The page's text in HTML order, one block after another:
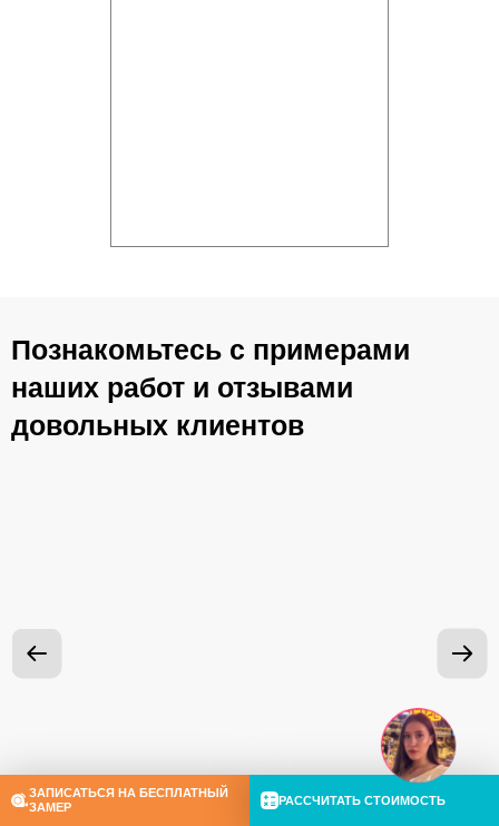
Познакомьтесь с примерами
наших работ и отзывами
довольных клиентов
ЗАПИСАТЬСЯ НА БЕСПЛАТНЫЙ
ЗАМЕР
РАССЧИТАТЬ СТОИМОСТЬ